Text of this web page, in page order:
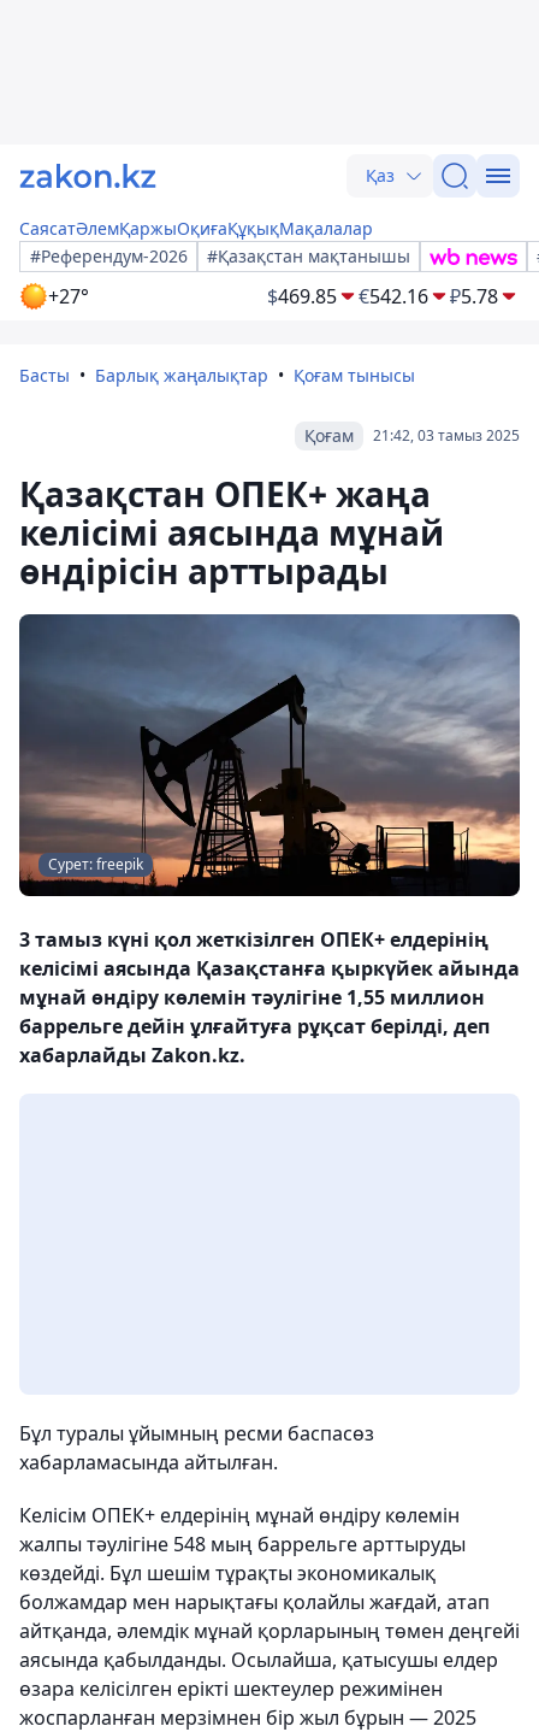
Қаз
СаясатӘлемҚаржыОқиғаҚұқықМақалалар
#Референдум-2026
#Қазақстан мақтанышы
+27° $469.85 €542.16 ₽5.78
Басты Барлық жаңалықтар Қоғам тынысы
21:42, 03 тамыз 2025
Қоғам
Қазақстан ОПЕК+ жаңа
келісімі аясында мұнай
өндірісін арттырады
Сурет: freepik
3 тамыз күні қол жеткізілген ОПЕК+ елдерінің
келісімі аясында Қазақстанға қыркүйек айында
мұнай өндіру көлемін тәулігіне 1,55 миллион
баррельге дейін ұлғайтуға рұқсат берілді, деп
хабарлайды Zakon.kz.
Бұл туралы ұйымның ресми баспасөз
хабарламасында айтылған.
Келісім ОПЕК+ елдерінің мұнай өндіру көлемін
жалпы тәулігіне 548 мың баррельге арттыруды
көздейді. Бұл шешім тұрақты экономикалық
болжамдар мен нарықтағы қолайлы жағдай, атап
айтқанда, әлемдік мұнай қорларының төмен деңгейі
аясында қабылданды. Осылайша, қатысушы елдер
өзара келісілген ерікті шектеулер режимінен
жоспарланған мерзімнен бір жыл бұрын — 2025